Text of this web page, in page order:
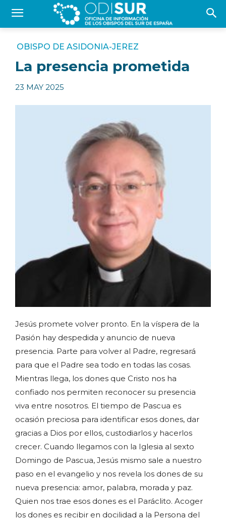
OBISPO DE ASIDONIA-JEREZ
La presencia prometida
23 MAY 2025
Jesús promete volver pronto. En la víspera de la
Pasión hay despedida y anuncio de nueva
presencia. Parte para volver al Padre, regresará
para que el Padre sea todo en todas las cosas.
Mientras llega, los dones que Cristo nos ha
confiado nos permiten reconocer su presencia
viva entre nosotros. El tiempo de Pascua es
ocasión preciosa para identificar esos dones, dar
gracias a Dios por ellos, custodiarlos y hacerlos
crecer. Cuando llegamos con la Iglesia al sexto
Domingo de Pascua, Jesús mismo sale a nuestro
paso en el evangelio y nos revela los dones de su
nueva presencia: amor, palabra, morada y paz.
Quien nos trae esos dones es el Paráclito. Acoger
los dones es recibir en docilidad a la Persona del